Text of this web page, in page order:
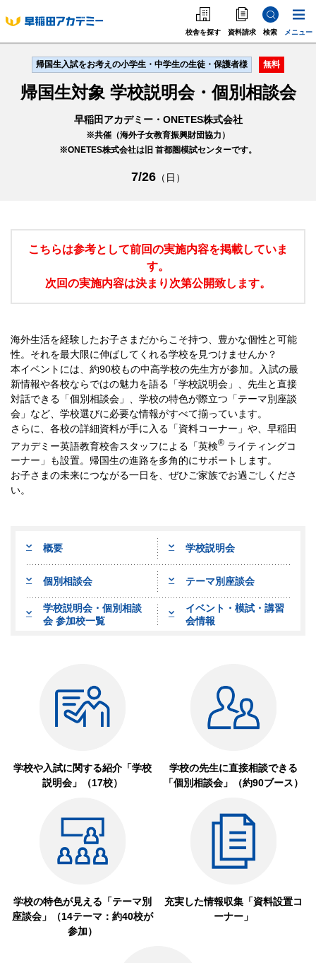
校舎を探す 資料請求 検索 メニュー
中学受験 高校受
中学受験
高校受験
大学受験
帰国生入試をお考えの小学生・中学生の生徒・保護者様
帰国生対象 学校説明会・個別相談会
無料
早稲田アカデミー・ONETES株式会社
※共催（海外子女教育振興財団協力）
※ONETES株式会社は旧 首都圏模試センターです。
7/26（日）
こちらは参考として前回の実施内容を掲載していま
す。
次回の実施内容は決まり次第公開致します。
海外生活を経験したお子さまだからこそ持つ、豊かな個性と可能
性。それを最大限に伸ばしてくれる学校を見つけませんか？
本イベントには、約90校もの中高学校の先生方が参加。入試の最
新情報や各校ならではの魅力を語る「学校説明会」、先生と直接
対話できる「個別相談会」、学校の特色が際立つ「テーマ別座談
会」など、学校選びに必要な情報がすべて揃っています。
さらに、各校の詳細資料が手に入る「資料コーナー」や、早稲田
アカデミー英語教育校舎スタッフによる「英検® ライティングコ
ーナー」も設置。帰国生の進路を多角的にサポートします。
お子さまの未来につながる一日を、ぜひご家族でお過ごしくださ
い。
概要 学校説明会
個別相談会 テーマ別座談会
学校説明会・個別相談
会 参加校一覧
イベント・模試・講習
会情報
学校や入試に関する紹介 「学校
説明会」（17校）
学校の先生に直接相談できる
「個別相談会」（約90ブース）
学校の特色が見える「テーマ別
座談会」
（14テーマ：約40校が
参加）
充実した情報収集「資料設置コ
ーナー」